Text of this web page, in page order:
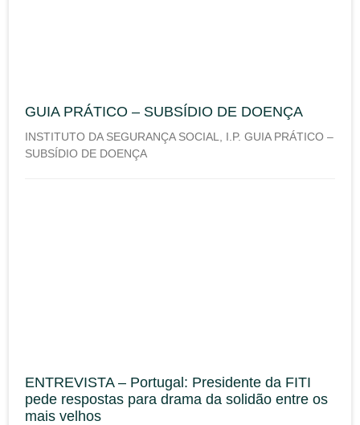
GUIA PRÁTICO – SUBSÍDIO DE DOENÇA
INSTITUTO DA SEGURANÇA SOCIAL, I.P. GUIA PRÁTICO –
SUBSÍDIO DE DOENÇA
ENTREVISTA – Portugal: Presidente da FITI
pede respostas para drama da solidão entre os
mais velhos